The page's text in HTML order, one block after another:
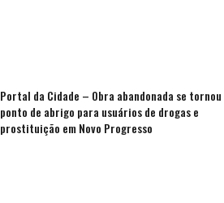
Portal da Cidade – Obra abandonada se tornou
ponto de abrigo para usuários de drogas e
prostituição em Novo Progresso